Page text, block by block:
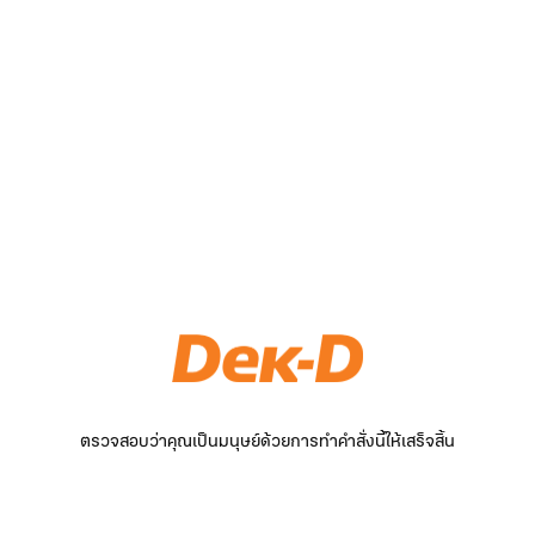
ตรวจสอบว่าคุณเป็นมนุษย์ด้วยการทำคำสั่งนี้ให้เสร็จสิ้น